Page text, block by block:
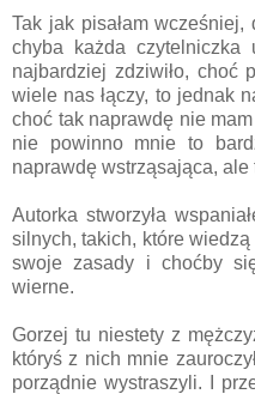
Tak jak pisałam
chyba każda
najbardziej zdziwiło, choć
wiele nas łączy, to jednak
choć tak naprawdę nie
nie powinno mnie to
naprawdę wstrząsająca,
Autorka stworzyła
silnych, takich, które
swoje zasady i choćby
wierne.
Gorzej tu niestety z
któryś z nich mnie
porządnie wystraszyli. I